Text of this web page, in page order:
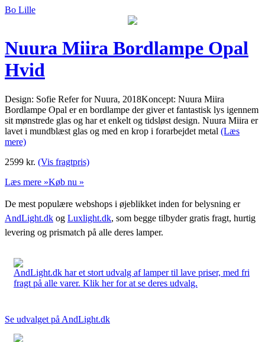
Bo Lille
Nuura Miira Bordlampe Opal
Hvid
Design: Sofie Refer for Nuura, 2018Koncept: Nuura Miira
Bordlampe Opal er en bordlampe der giver et fantastisk lys igennem
sit mønstrede glas og har et enkelt og tidsløst design. Nuura Miira er
lavet i mundblæst glas og med en krop i forarbejdet metal (Læs
mere)
2599 kr. (Vis fragtpris)
Læs mere »Køb nu »
De mest populære webshops i øjeblikket inden for belysning er
AndLight.dk og Luxlight.dk, som begge tilbyder gratis fragt, hurtig
levering og prismatch på alle deres lamper.
AndLight.dk har et stort udvalg af lamper til lave priser, med fri
fragt på alle varer. Klik her for at se deres udvalg.
Se udvalget på AndLight.dk